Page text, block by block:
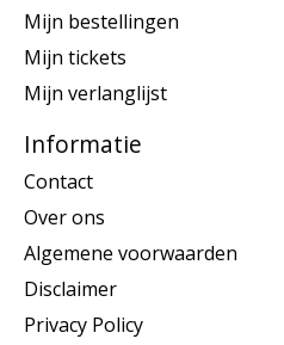
Mijn bestellingen
Mijn tickets
Mijn verlanglijst
Informatie
Contact
Over ons
Algemene voorwaarden
Disclaimer
Privacy Policy